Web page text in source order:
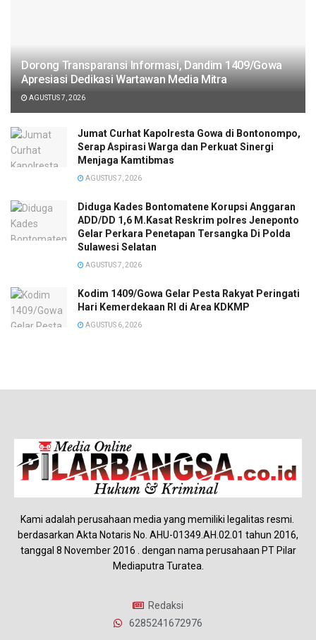
Dorong Transparansi Informasi, Dandim 1409/Gowa
Apresiasi Dedikasi Wartawan Media Mitra
AGUSTUS 7, 2026
Jumat Curhat Kapolresta Gowa di Bontonompo,
Serap Aspirasi Warga dan Perkuat Sinergi
Menjaga Kamtibmas
AGUSTUS 7, 2026
Diduga Kades Bontomatene Korupsi Anggaran
ADD/DD 1,6 M.Kasat Reskrim polres Jeneponto
Gelar Perkara Penetapan Tersangka Di Polda
Sulawesi Selatan
AGUSTUS 7, 2026
Kodim 1409/Gowa Gelar Pesta Rakyat Peringati
Hari Kemerdekaan RI di Area KDKMP
AGUSTUS 6, 2026
Kami adalah perusahaan media yang memiliki legalitas resmi.
berdasarkan Akta Notaris No. AHU-01349.AH.02.01 tahun 2016,
tanggal 8 November 2016 . dengan nama perusahaan PT Pilar
Mediaputra Turatea.
Redaksi
6285241672976